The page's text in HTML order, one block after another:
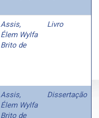
Assis,
Élem Wylfa
Brito de
Livro
Assis,
Élem Wylfa
Brito de
Dissertação